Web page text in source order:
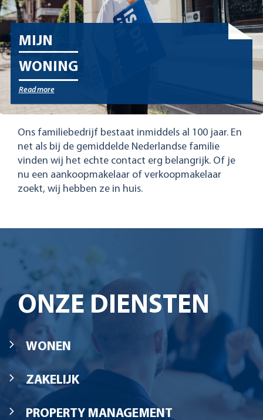
MIJN
WONING
Read more
Ons familiebedrijf bestaat inmiddels al 100 jaar. En
net als bij de gemiddelde Nederlandse familie
vinden wij het echte contact erg belangrijk. Of je
nu een aankoopmakelaar of verkoopmakelaar
zoekt, wij hebben ze in huis.
ONZE DIENSTEN
WONEN
ZAKELIJK
PROPERTY MANAGEMENT